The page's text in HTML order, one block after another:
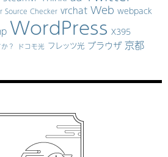
Source Checker vrchat Web webpack
WordPress X395
？ ドコモ光 フレッツ光 ブラウザ 京都